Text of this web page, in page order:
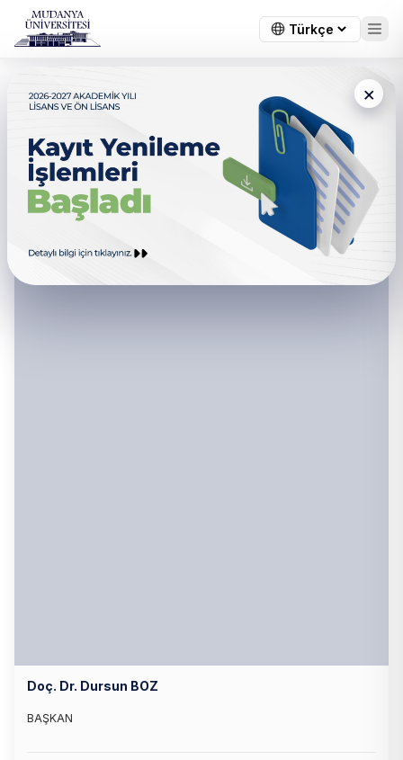
×
Sanat ve Sosyal Bilimler
Fakültesi - Yatay Geçiş
Komisyonu
Doç. Dr. Dursun BOZ
BAŞKAN